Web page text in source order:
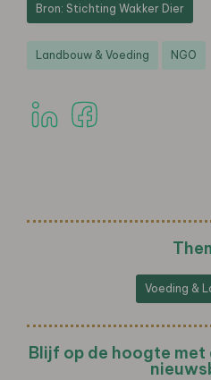
Bron: Stichting Wakker Dier
Landbouw & Voeding NGO
Voeding &
Blijf op de hoogte